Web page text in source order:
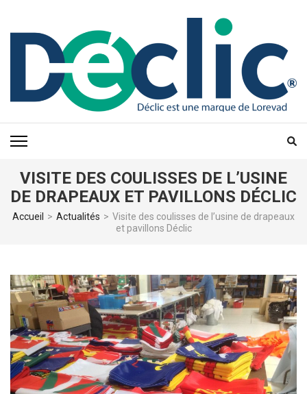
VISITE DES COULISSES DE L’USINE
DE DRAPEAUX ET PAVILLONS DÉCLIC
Accueil > Actualités > Visite des coulisses de l’usine de drapeaux
et pavillons Déclic